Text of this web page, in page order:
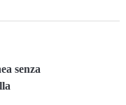
senza